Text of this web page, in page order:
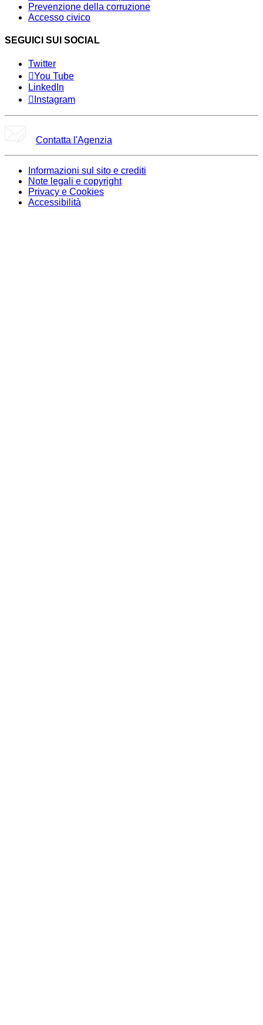
Prevenzione della corruzione
Accesso civico
SEGUICI SUI SOCIAL
Twitter
You Tube
LinkedIn
Instagram
Contatta l'Agenzia
Informazioni sul sito e crediti
Note legali e copyright
Privacy e Cookies
Accessibilità